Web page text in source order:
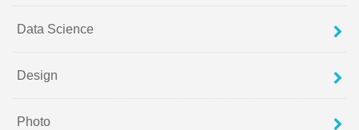
Data Science
Design
Photo